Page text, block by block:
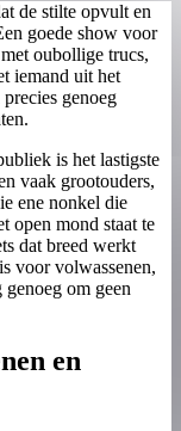
de stilte opvult en
goede show voor
oubollige trucs,
iemand uit het
genoeg
is het lastigste
vaak grootouders,
ene nonkel die
open mond staat te
dat breed werkt
voor volwassenen,
om geen
en